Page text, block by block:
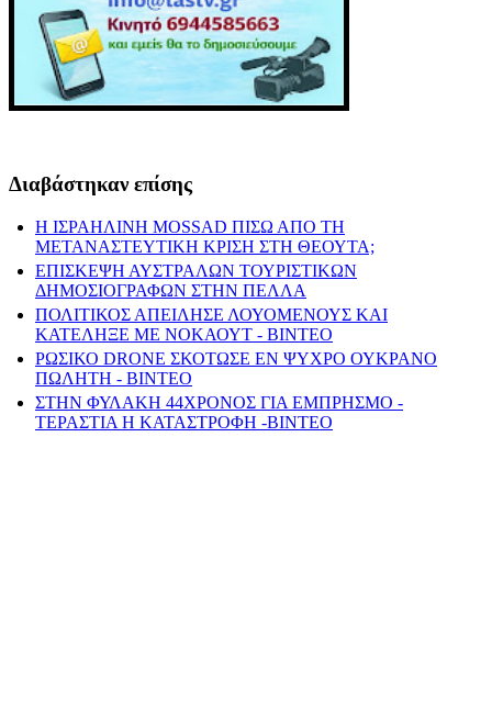
Διαβάστηκαν επίσης
Η ΙΣΡΑΗΛΙΝΗ MOSSAD ΠΙΣΩ ΑΠΟ ΤΗ
ΜΕΤΑΝΑΣΤΕΥΤΙΚΗ ΚΡΙΣΗ ΣΤΗ ΘΕΟΥΤΑ;
ΕΠΙΣΚΕΨΗ ΑΥΣΤΡΑΛΩΝ ΤΟΥΡΙΣΤΙΚΩΝ
ΔΗΜΟΣΙΟΓΡΑΦΩΝ ΣΤΗΝ ΠΕΛΛΑ
ΠΟΛΙΤΙΚΟΣ ΑΠΕΙΛΗΣΕ ΛΟΥΟΜΕΝΟΥΣ ΚΑΙ
ΚΑΤΕΛΗΞΕ ΜΕ ΝΟΚΑΟΥΤ - ΒΙΝΤΕΟ
ΡΩΣΙΚΟ DRONE ΣΚΟΤΩΣΕ ΕΝ ΨΥΧΡΟ ΟΥΚΡΑΝΟ
ΠΩΛΗΤΗ - ΒΙΝΤΕΟ
ΣΤΗΝ ΦΥΛΑΚΗ 44ΧΡΟΝΟΣ ΓΙΑ ΕΜΠΡΗΣΜΟ -
ΤΕΡΑΣΤΙΑ Η ΚΑΤΑΣΤΡΟΦΗ -ΒΙΝΤΕΟ